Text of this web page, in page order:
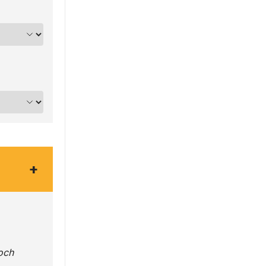
+